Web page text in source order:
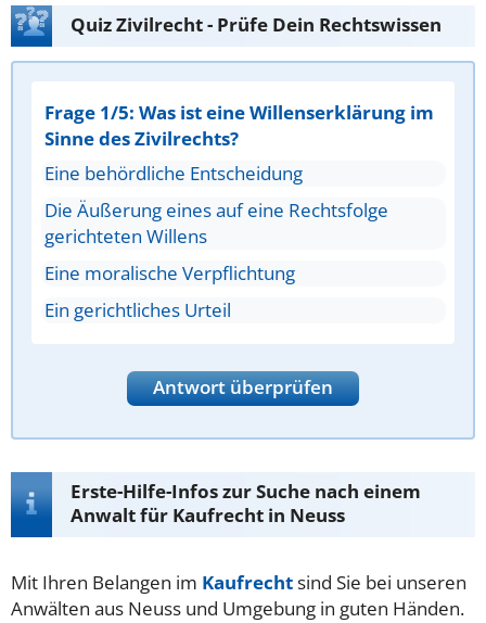
Quiz Zivilrecht - Prüfe Dein Rechtswissen
Frage 1/5: Was ist eine Willenserklärung im
Sinne des Zivilrechts?
Eine behördliche Entscheidung
Die Äußerung eines auf eine Rechtsfolge
gerichteten Willens
Eine moralische Verpflichtung
Ein gerichtliches Urteil
Antwort überprüfen
Erste-Hilfe-Infos zur Suche nach einem
Anwalt für Kaufrecht in Neuss
Mit Ihren Belangen im Kaufrechtsind Sie bei unseren
Anwälten aus Neuss und Umgebung in guten Händen.